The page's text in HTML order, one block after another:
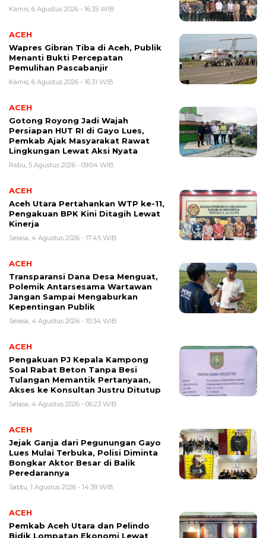
Kamis, 6 Agustus 2026 - 16:35 WIB
ACEH
Wapres Gibran Tiba di Aceh, Publik
Menanti Bukti Percepatan
Pemulihan Pascabanjir
Kamis, 6 Agustus 2026 - 16:31 WIB
ACEH
Gotong Royong Jadi Wajah
Persiapan HUT RI di Gayo Lues,
Pemkab Ajak Masyarakat Rawat
Lingkungan Lewat Aksi Nyata
Rabu, 5 Agustus 2026 - 09:04 WIB
ACEH
Aceh Utara Pertahankan WTP ke-11,
Pengakuan BPK Kini Ditagih Lewat
Kinerja
Selasa, 4 Agustus 2026 - 17:45 WIB
ACEH
Transparansi Dana Desa Menguat,
Polemik Antarsesama Wartawan
Jangan Sampai Mengaburkan
Kepentingan Publik
Selasa, 4 Agustus 2026 - 10:34 WIB
ACEH
Pengakuan PJ Kepala Kampong
Soal Rabat Beton Tanpa Besi
Tulangan Memantik Pertanyaan,
Akses ke Konsultan Justru Ditutup
Selasa, 4 Agustus 2026 - 06:23 WIB
ACEH
Jejak Ganja dari Pegunungan Gayo
Lues Mulai Terbuka, Polisi Diminta
Bongkar Aktor Besar di Balik
Peredarannya
Sabtu, 1 Agustus 2026 - 14:39 WIB
ACEH
Pemkab Aceh Utara dan Pelindo
Bidik Lompatan Ekonomi Lewat